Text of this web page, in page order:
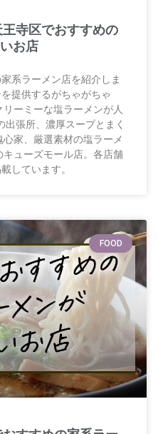
王寺区でおすすめの
お店
系ラーメン店を紹介しま
提供するがちゃがちゃ
ーミーな塩ラーメンが人
張所、濃厚スープとまく
家、厳選素材の塩ラーメ
ューズモール店。各店舗
しています。
FOOD